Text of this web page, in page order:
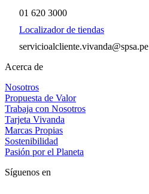
01 620 3000
Localizador de tiendas
servicioalcliente.vivanda@spsa.pe
Acerca de
Nosotros
Propuesta de Valor
Trabaja con Nosotros
Tarjeta Vivanda
Marcas Propias
Sostenibilidad
Pasión por el Planeta
Síguenos en